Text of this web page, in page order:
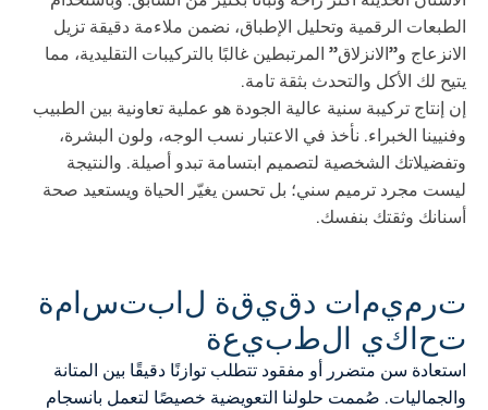
الطبعات الرقمية وتحليل الإطباق، نضمن ملاءمة دقيقة تزيل
الانزعاج و”الانزلاق” المرتبطين غالبًا بالتركيبات التقليدية، مما
يتيح لك الأكل والتحدث بثقة تامة.
إن إنتاج تركيبة سنية عالية الجودة هو عملية تعاونية بين الطبيب
وفنيينا الخبراء. نأخذ في الاعتبار نسب الوجه، ولون البشرة،
وتفضيلاتك الشخصية لتصميم ابتسامة تبدو أصيلة. والنتيجة
ليست مجرد ترميم سني؛ بل تحسن يغيّر الحياة ويستعيد صحة
أسنانك وثقتك بنفسك.
تر ميمات دقيقة لابتسامة
تحاكي الطبيعة
استعادة سن متضرر أو مفقود تتطلب توازنًا دقيقًا بين المتانة
والجماليات. صُممت حلولنا التعويضية خصيصًا لتعمل بانسجام